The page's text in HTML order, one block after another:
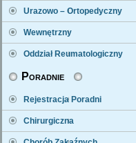
Urazowo – Ortopedyczny
Wewnętrzny
Oddział Reumatologiczny
Poradnie
Rejestracja Poradni
Chirurgiczna